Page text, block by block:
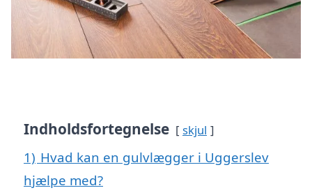
Indholdsfortegnelse skjul
1) Hvad kan en gulvlægger i Uggerslev
hjælpe med?